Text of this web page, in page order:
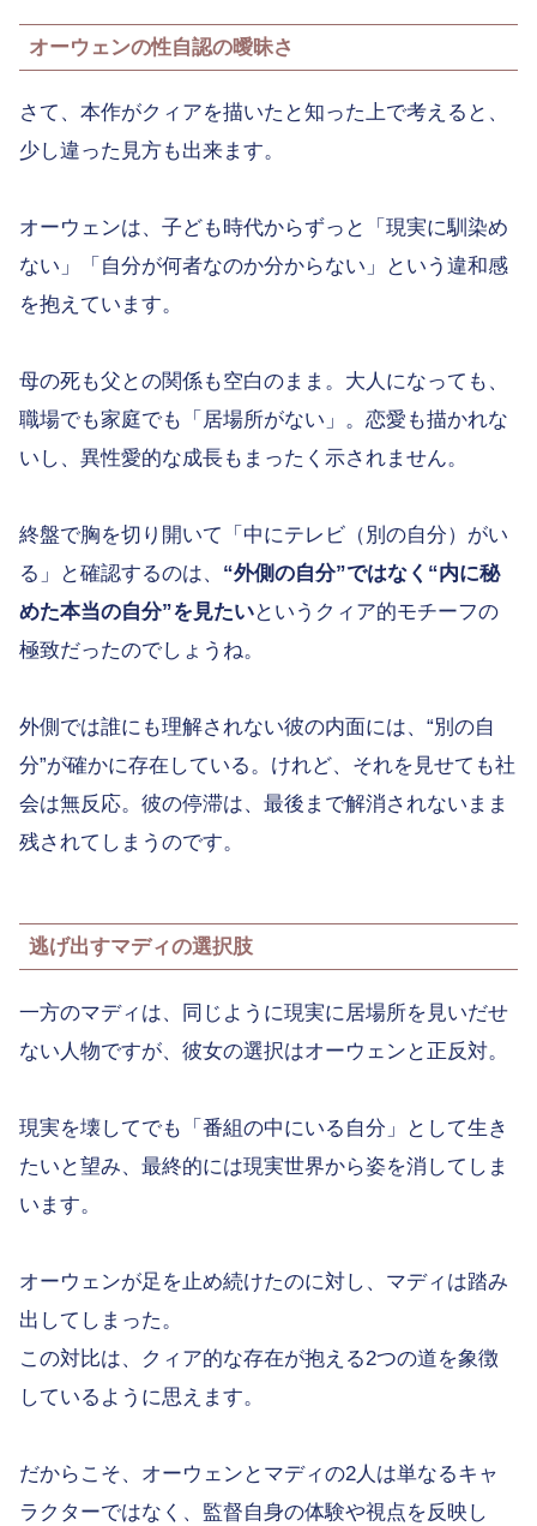
オーウェンの性自認の曖昧さ
さて、本作がクィアを描いたと知った上で考えると、
少し違った見方も出来ます。
オーウェンは、子ども時代からずっと「現実に馴染め
ない」「自分が何者なのか分からない」という違和感
を抱えています。
母の死も父との関係も空白のまま。大人になっても、
職場でも家庭でも「居場所がない」。恋愛も描かれな
いし、異性愛的な成長もまったく示されません。
終盤で胸を切り開いて「中にテレビ（別の自分）がい
る」と確認するのは、 “外側の自分”ではなく“内に秘
めた本当の自分”を見たいというクィア的モチーフの
極致だったのでしょうね。
外側では誰にも理解されない彼の内面には、“別の自
分”が確かに存在している。けれど、それを見せても社
会は無反応。彼の停滞は、最後まで解消されないまま
残されてしまうのです。
逃げ出すマディの選択肢
一方のマディは、同じように現実に居場所を見いだせ
ない人物ですが、彼女の選択はオーウェンと正反対。
現実を壊してでも「番組の中にいる自分」として生き
たいと望み、最終的には現実世界から姿を消してしま
います。
オーウェンが足を止め続けたのに対し、マディは踏み
出してしまった。
この対比は、クィア的な存在が抱える2つの道を象徴
しているように思えます。
だからこそ、オーウェンとマディの2人は単なるキャ
ラクターではなく、監督自身の体験や視点を反映し